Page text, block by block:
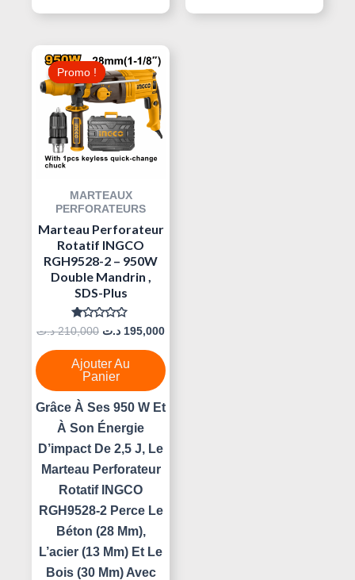
Promo !
Promo !
MARTEAUX
PERFORATEURS
Marteau Perforateur
Rotatif INGCO
RGH9528-2 – 950W
Double Mandrin ,
SDS-Plus
Note
0
Sur
5
210,000 د.ت
Prix
Initial
Était :
195,000 د.ت
Le
Ajouter Au
Panier
Grâce À Ses 950 W Et
À Son Énergie
D’impact De 2,5 J, Le
Marteau Perforateur
Rotatif INGCO
RGH9528-2 Perce Le
Béton (28 Mm),
L’acier (13 Mm) Et Le
Bois (30 Mm) Avec